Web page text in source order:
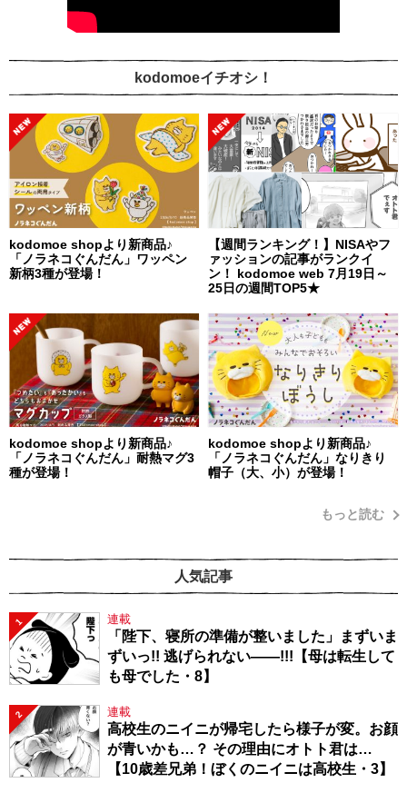
kodomoeイチオシ！
kodomoe shopより新商品♪
「ノラネコぐんだん」ワッペン
新柄3種が登場！
【週間ランキング！】NISAやフ
ァッションの記事がランクイ
ン！ kodomoe web 7月19日～
25日の週間TOP5★
kodomoe shopより新商品♪
「ノラネコぐんだん」耐熱マグ3
種が登場！
kodomoe shopより新商品♪
「ノラネコぐんだん」なりきり
帽子（大、小）が登場！
もっと読む
人気記事
1 連載
「陛下、寝所の準備が整いました」まずいま
ずいっ!! 逃げられない――!!!【母は転生して
も母でした・8】
2 連載
高校生のニイニが帰宅したら様子が変。お顔
が青いかも…？ その理由にオトト君は…
【10歳差兄弟！ぼくのニイニは高校生・3】